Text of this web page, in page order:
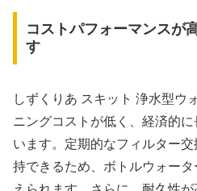
コストパフォーマンスが
す
しずくりあ スキット 浄水型ウ
ニングコストが低く、経済的
います。定期的なフィルター
持できるため、ボトルウォー